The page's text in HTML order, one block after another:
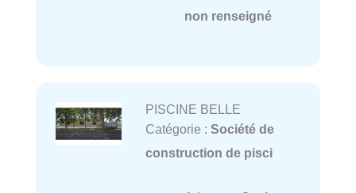
non renseigné
PISCINE BELLE
Catégorie : Société de
construction de pisci